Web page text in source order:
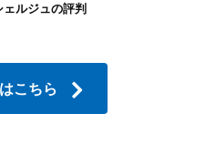
ルジュの評判
こちら